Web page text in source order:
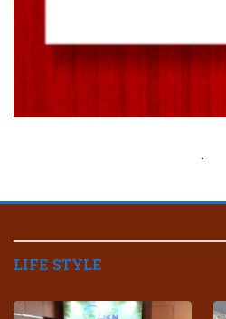
.
LIFE STYLE